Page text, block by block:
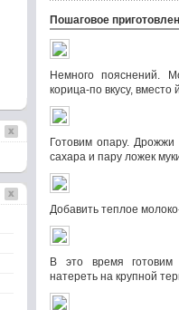
Пошаговое
Немного пояснений.
корица-по вкусу,
Готовим опару. Дрожжи
сахара и пару ложек
Добавить теплое
В это время готовим
натереть на крупной